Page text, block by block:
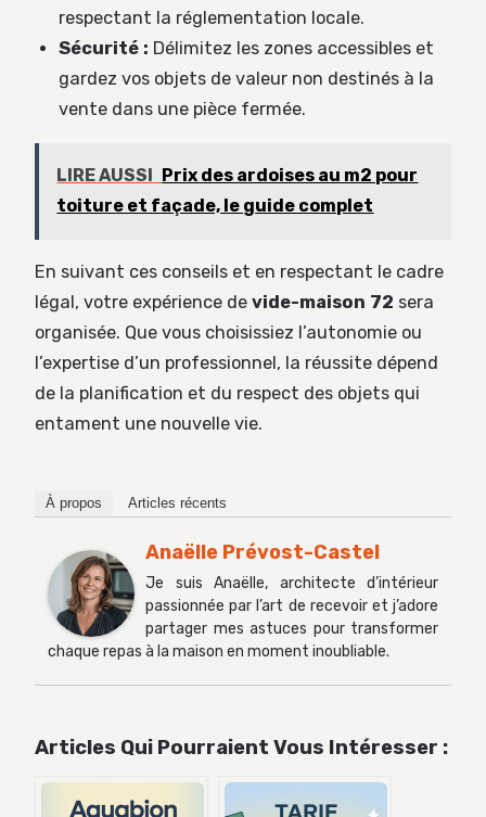
respectant la réglementation locale.
Sécurité : Délimitez les zones accessibles et
gardez vos objets de valeur non destinés à la
vente dans une pièce fermée.
LIRE AUSSI
Prix des ardoises au m2 pour
toiture et façade, le guide complet
En suivant ces conseils et en respectant le cadre
légal, votre expérience de vide-maison 72 sera
organisée. Que vous choisissiez l’autonomie ou
l’expertise d’un professionnel, la réussite dépend
de la planification et du respect des objets qui
entament une nouvelle vie.
À propos Articles récents
Anaëlle Prévost-Castel
Je suis Anaëlle, architecte d’intérieur
passionnée par l’art de recevoir et j’adore
partager mes astuces pour transformer
chaque repas à la maison en moment inoubliable.
Articles Qui Pourraient Vous Intéresser :